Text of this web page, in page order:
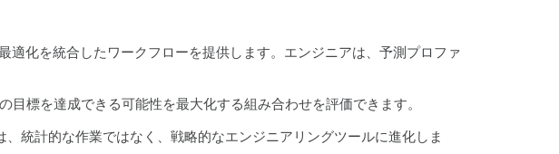
適化を統合したワークフローを提供します。エンジニアは、予測プロファ
標を達成できる可能性を最大化する組み合わせを評価できます。
統計的な作業ではなく、戦略的なエンジニアリングツールに進化しま